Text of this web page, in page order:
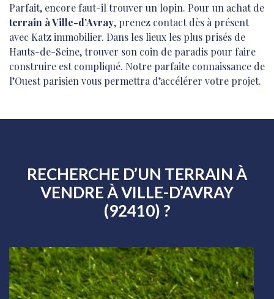
Parfait, encore faut-il trouver un lopin. Pour un achat de
terrain à Ville-d’Avray, prenez contact dès à présent
avec Katz immobilier. Dans les lieux les plus prisés de
Hauts-de-Seine, trouver son coin de paradis pour faire
construire est compliqué. Notre parfaite connaissance de
l’Ouest parisien vous permettra d’accélérer votre projet.
RECHERCHE D’UN TERRAIN À
VENDRE À VILLE-D’AVRAY
(92410) ?